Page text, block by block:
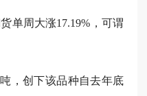
单周大涨17.19%，可谓
，创下该品种自去年底